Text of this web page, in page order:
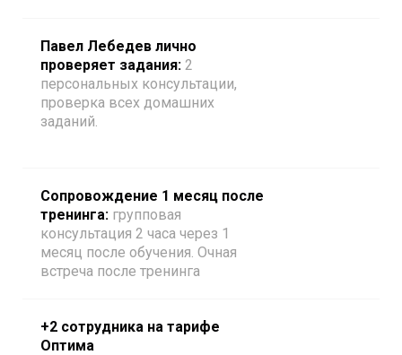
Павел Лебедев лично
проверяет задания: 2
персональных консультации,
проверка всех домашних
заданий.
Сопровождение 1 месяц после
тренинга: групповая
консультация 2 часа через 1
месяц после обучения. Очная
встреча после тренинга
+2 сотрудника на тарифе
Оптима